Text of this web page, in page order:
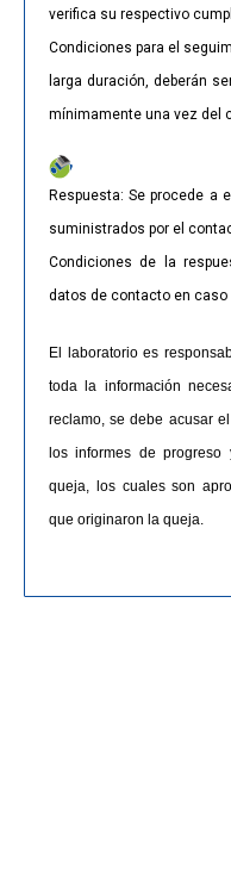
verifica su respectivo
Condiciones para el
larga duración, deberán
mínimamente una vez del
Respuesta: Se procede a
suministrados por el
Condiciones de la
datos de contacto en caso
El laboratorio es
toda la información
reclamo, se debe acusar
los informes de
queja, los cuales son
que originaron la queja.